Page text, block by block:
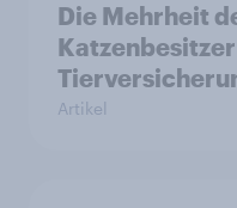
Die Mehrheit
Artikel